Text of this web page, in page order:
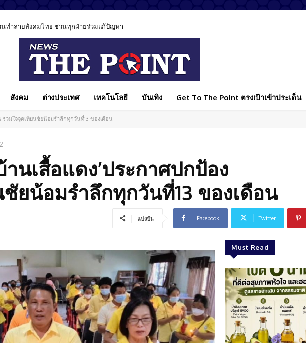
ำลายสังคมไทย ชวนทุกฝ่ายร่วมแก้ปัญหา
านข่าวเหตุรุนแรงอย่างรับผิดชอบ ชี้วิธีเล่าข่าวมีผลต่อสังคม
สังคม ต่างประเทศ เทคโนโลยี บันเทิง Get To The Point ตรงเป้าเข้าประเด็น
วมใจจุดเทียนชัยน้อมรำลึกทุกวันที่13 ของเดือน
นเสื้อแดง’ประกาศปกป้อง
ยน้อมรำลึกทุกวันที่13 ของเดือน
แบ่งปัน Facebook Twitter
Must Read